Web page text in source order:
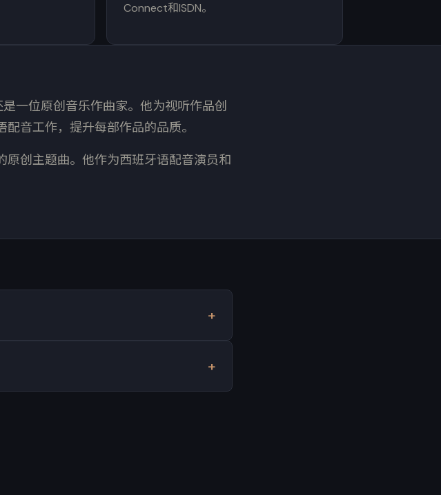
Connect和ISDN。
一位原创音乐作曲家。他为视听作品创
音工作，提升每部作品的品质。
创主题曲。他作为西班牙语配音演员和